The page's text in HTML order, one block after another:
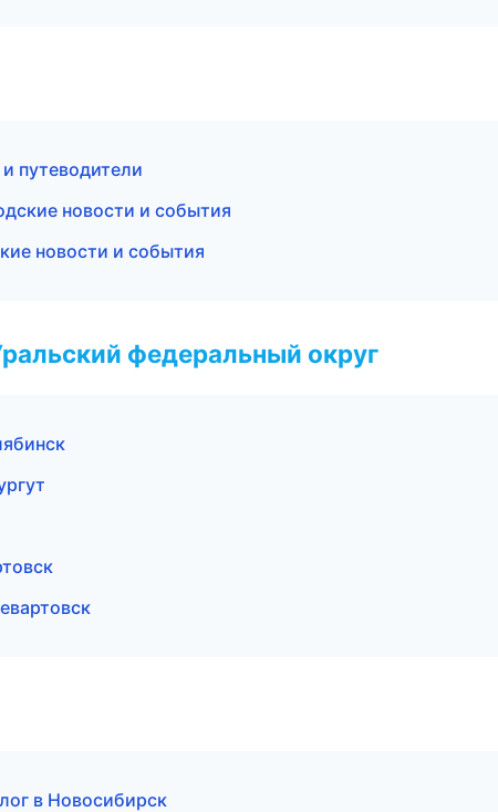
путеводители
новости и события
новости и события
федеральный округ
в Новосибирск